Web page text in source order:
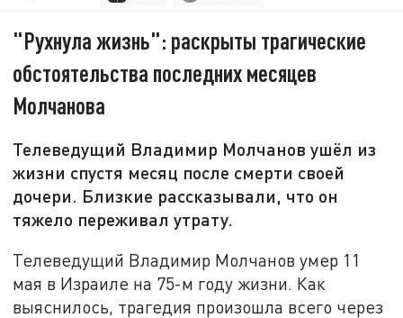
"Рухнула жизнь": раскрыты трагические
обстоятельства последних месяцев
Молчанова
Телеведущий Владимир Молчанов ушёл из
жизни спустя месяц после смерти своей
дочери. Близкие рассказывали, что он
тяжело переживал утрату.
Телеведущий Владимир Молчанов умер 11
мая в Израиле на 75-м году жизни. Как
выяснилось, трагедия произошла всего через